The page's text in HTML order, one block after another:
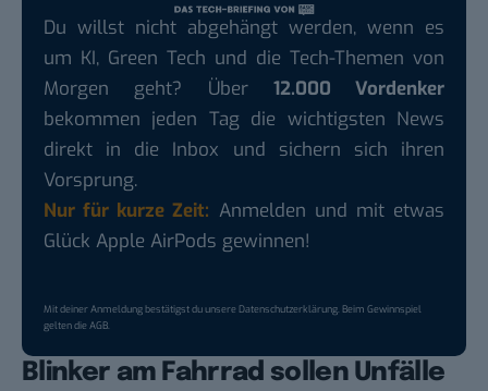
Du willst nicht abgehängt werden, wenn es
um KI, Green Tech und die Tech-Themen von
Morgen geht? Über 12.000 Vordenker
bekommen jeden Tag die wichtigsten News
direkt in die Inbox und sichern sich ihren
Vorsprung.
Nur für kurze Zeit: Anmelden und mit etwas
Glück Apple AirPods gewinnen!
Mit deiner Anmeldung bestätigst du unsereDatenschutzerklärung. Beim Gewinnspiel
gelten dieAGB.
Blinker am Fahrrad sollen Unfälle